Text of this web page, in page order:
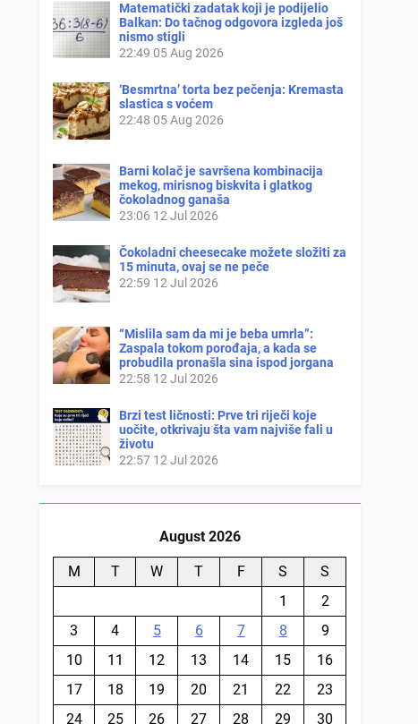
Matematički zadatak koji je podijelio
Balkan: Do tačnog odgovora izgleda još
nismo stigli
22:49 05 Aug 2026
‘Besmrtna’ torta bez pečenja: Kremasta
slastica s voćem
22:48 05 Aug 2026
Barni kolač je savršena kombinacija
mekog, mirisnog biskvita i glatkog
čokoladnog ganaša
23:06 12 Jul 2026
Čokoladni cheesecake možete složiti za
15 minuta, ovaj se ne peče
22:59 12 Jul 2026
“Mislila sam da mi je beba umrla”:
Zaspala tokom porođaja, a kada se
probudila pronašla sina ispod jorgana
22:58 12 Jul 2026
Brzi test ličnosti: Prve tri riječi koje
uočite, otkrivaju šta vam najviše fali u
životu
22:57 12 Jul 2026
August 2026
M T W T F S
S
1
2
3
4 5 6 7 8
9
10
11 12 13 14 15
16
17
18 19 20 21 22
23
24
25 26 27 28 29 30